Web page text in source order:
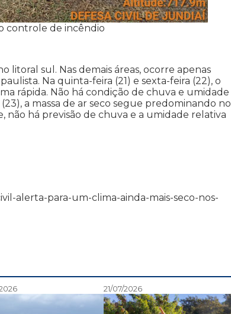
controle de incêndio
litoral sul. Nas demais áreas, ocorre apenas
Na quinta-feira (21) e sexta-feira (22), o
rápida. Não há condição de chuva e umidade
a massa de ar seco segue predominando no
não há previsão de chuva e a umidade relativa
alerta-para-um-clima-ainda-mais-seco-nos-
21/07/2026